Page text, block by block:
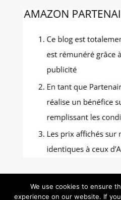
We use cookies to ensure
experience on our website. If